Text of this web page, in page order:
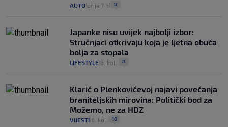
AUTO prije 7 h 0
Japanke nisu uvijek najbolji izbor:
Stručnjaci otkrivaju koja je ljetna obuća
bolja za stopala
LIFESTYLE 6. kol. 0
Klarić o Plenkovićevoj najavi povećanja
braniteljskih mirovina: Politički bod za
Možemo, ne za HDZ
VIJESTI 6. kol. 18